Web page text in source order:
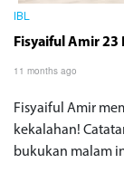
IBL
Fisyaiful Amir 23
11 months ago
Fisyaiful Amir
kekalahan!
bukukan malam